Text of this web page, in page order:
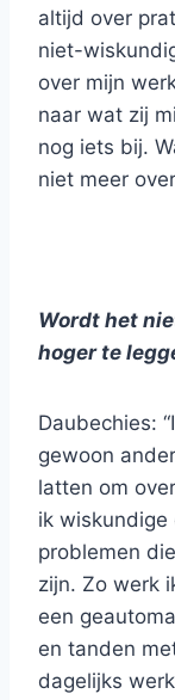
altijd over
niet-
over mijn
naar wat zij
nog iets bij.
niet meer
Wordt het
hoger te
Daubechies:
gewoon
latten om
ik wiskundige
problemen
zijn. Zo werk
een
en tanden
dagelijks